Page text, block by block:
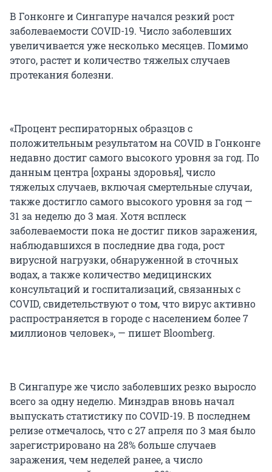
В Гонконге и Сингапуре начался резкий рост
заболеваемости COVID-19. Число заболевших
увеличивается уже несколько месяцев. Помимо
этого, растет и количество тяжелых случаев
протекания болезни.
«Процент респираторных образцов с
положительным результатом на COVID в Гонконге
недавно достиг самого высокого уровня за год. По
данным центра [охраны здоровья], число
тяжелых случаев, включая смертельные случаи,
также достигло самого высокого уровня за год —
31 за неделю до 3 мая. Хотя всплеск
заболеваемости пока не достиг пиков заражения,
наблюдавшихся в последние два года, рост
вирусной нагрузки, обнаруженной в сточных
водах, а также количество медицинских
консультаций и госпитализаций, связанных с
COVID, свидетельствуют о том, что вирус активно
распространяется в городе с населением более 7
миллионов человек», — пишет Bloomberg.
В Сингапуре же число заболевших резко выросло
всего за одну неделю. Минздрав вновь начал
выпускать статистику по COVID-19. В последнем
релизе отмечалось, что с 27 апреля по 3 мая было
зарегистрировано на 28% больше случаев
заражения, чем неделей ранее, а число